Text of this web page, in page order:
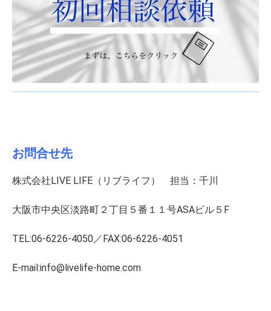
お問合せ先
株式会社LIVE LIFE（リブライフ） 担当：千川
大阪市中央区淡路町２丁目５番１１号ASAビル５F
TEL:06-6226-4050／FAX:06-6226-4051
E-mail:info@livelife-home.com